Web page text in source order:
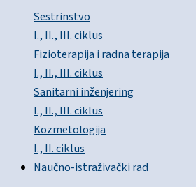
Sestrinstvo
I., II., III. ciklus
Fizioterapija i radna terapija
I., II., III. ciklus
Sanitarni inženjering
I., II., III. ciklus
Kozmetologija
I., II. ciklus
Naučno-istraživački rad